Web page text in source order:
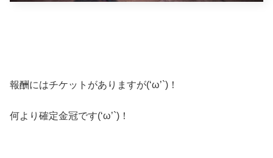
報酬にはチケットがありますが(‘ω’`)！
何より確定金冠です(‘ω’`)！